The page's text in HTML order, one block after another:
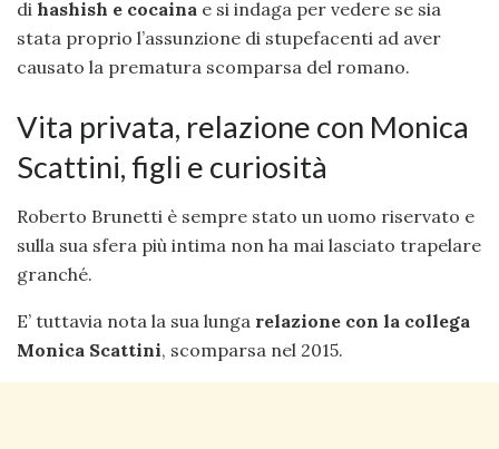
di hashish e cocaina e si indaga per vedere se sia
stata proprio l’assunzione di stupefacenti ad aver
causato la prematura scomparsa del romano.
Vita privata, relazione con Monica
Scattini, figli e curiosità
Roberto Brunetti è sempre stato un uomo riservato e
sulla sua sfera più intima non ha mai lasciato trapelare
granché.
E’ tuttavia nota la sua lunga relazione con la collega
Monica Scattini, scomparsa nel 2015.